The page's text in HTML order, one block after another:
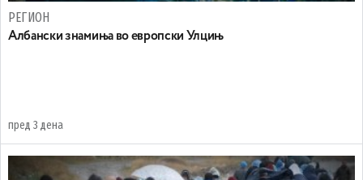
РЕГИОН
Aлбански знамиња во европски Улцињ
пред 3 дена